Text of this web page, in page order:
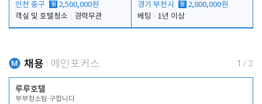
인천 중구 월 2,500,000원
객실 및 호텔청소
경력무관
경기 부천시 월 2,800,000원
베팅
1년 이상
채용 메인포커스 1 / 2
루루호텔
부부청소팀 구합니다